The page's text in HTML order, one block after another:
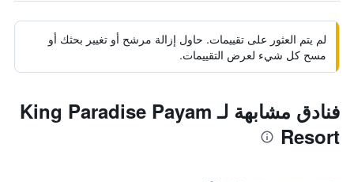
لم يتم العثور على تقييمات. حاول إزالة مرشح أو تغيير بحثك أو
مسح كل شيء لعرض التقييمات.
فنادق مشابهة لـ King Paradise Payam
Resort